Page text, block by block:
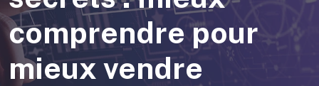
comprendre pour
mieux vendre